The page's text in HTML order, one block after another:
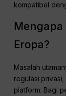
kompatibel
Eropa?
Masalah
regulasi
platform. Bagi